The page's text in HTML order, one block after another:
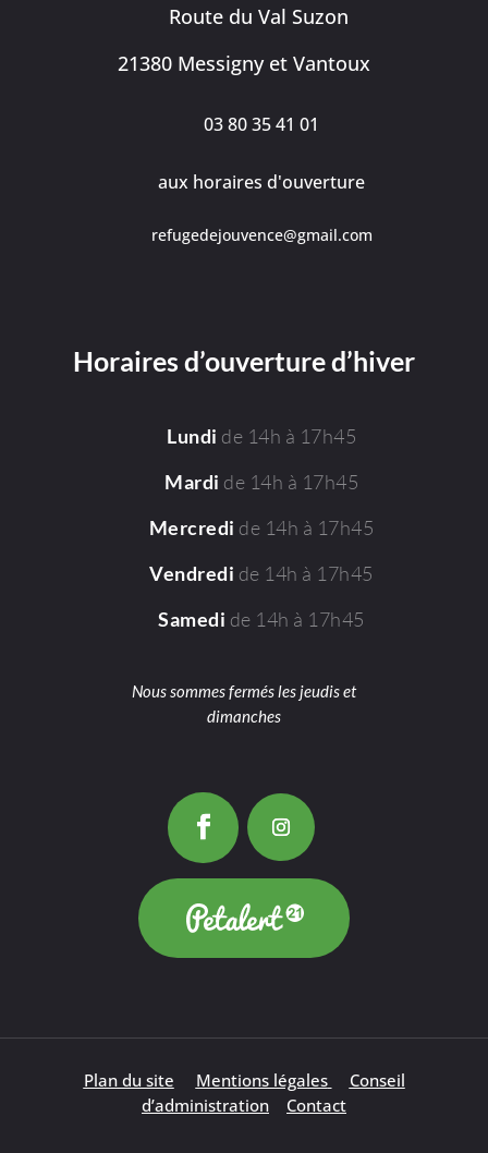
Route du Val Suzon
21380 Messigny et Vantoux
03 80 35 41 01
aux horaires d'ouverture
refugedejouvence@gmail.com
Horaires d’ouverture d’hiver
Lundi de 14h à 17h45
Mardi de 14h à 17h45
Mercredi de 14h à 17h45
Vendredi de 14h à 17h45
Samedi de 14h à 17h45
Nous sommes fermés les jeudis et
dimanches
Plan du site Mentions légales
Conseil
d’administration
Contact